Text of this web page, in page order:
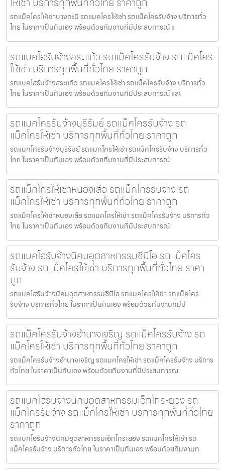
รถแม็คโครให้เช่าบางกะปิ รถแมคโครให้เช่า รถแม็คโครรับจ้าง บริการทั่ว
ไทย ในราคาเป็นกันเอง พร้อมด้วยทีมงานที่มีประสบการณ์ แ
รถแบคโฮรับจ้างสระแก้ว รถแม็คโครรับจ้าง รถแม็คโคร
ให้เช่า บริการทุกพื้นที่ทั่วไทย ราคาถูก
รถแบคโฮรับจ้างสระแก้ว รถแมคโครให้เช่า รถแม็คโครรับจ้าง บริการทั่ว
ไทย ในราคาเป็นกันเอง พร้อมด้วยทีมงานที่มีประสบการณ์ และ
รถแมคโครรับจ้างบุรีรัมย์ รถแม็คโครรับจ้าง รถ
แม็คโครให้เช่า บริการทุกพื้นที่ทั่วไทย ราคาถูก
รถแมคโครรับจ้างบุรีรัมย์ รถแมคโครให้เช่า รถแม็คโครรับจ้าง บริการทั่ว
ไทย ในราคาเป็นกันเอง พร้อมด้วยทีมงานที่มีประสบการณ์
รถแม็คโครให้เช่าหนองเสือ รถแม็คโครรับจ้าง รถ
แม็คโครให้เช่า บริการทุกพื้นที่ทั่วไทย ราคาถูก
รถแม็คโครให้เช่าหนองเสือ รถแมคโครให้เช่า รถแม็คโครรับจ้าง บริการทั่ว
ไทย ในราคาเป็นกันเอง พร้อมด้วยทีมงานที่มีประสบการณ์
รถแบคโฮรับจ้างนิคมอุตสาหกรรมซีบีไอ รถแม็คโคร
รับจ้าง รถแม็คโครให้เช่า บริการทุกพื้นที่ทั่วไทย ราคา
ถูก
รถแบคโฮรับจ้างนิคมอุตสาหกรรมซีบีไอ รถแมคโครให้เช่า รถแม็คโคร
รับจ้าง บริการทั่วไทย ในราคาเป็นกันเอง พร้อมด้วยทีมงานที่มีป
รถแม็คโครรับจ้างอำนาจเจริญ รถแม็คโครรับจ้าง รถ
แม็คโครให้เช่า บริการทุกพื้นที่ทั่วไทย ราคาถูก
รถแม็คโครรับจ้างอำนาจเจริญ รถแมคโครให้เช่า รถแม็คโครรับจ้าง บริการ
ทั่วไทย ในราคาเป็นกันเอง พร้อมด้วยทีมงานที่มีประสบการณ
รถแบคโฮรับจ้างนิคมอุตสาหกรรมเอ็กโกระยอง รถ
แม็คโครรับจ้าง รถแม็คโครให้เช่า บริการทุกพื้นที่ทั่วไทย
ราคาถูก
รถแบคโฮรับจ้างนิคมอุตสาหกรรมเอ็กโกระยอง รถแมคโครให้เช่า รถ
แม็คโครรับจ้าง บริการทั่วไทย ในราคาเป็นกันเอง พร้อมด้วยทีมงานท